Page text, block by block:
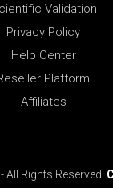
Validation
Privacy Policy
Help Center
Platform
Affiliates
Rights Reserved.